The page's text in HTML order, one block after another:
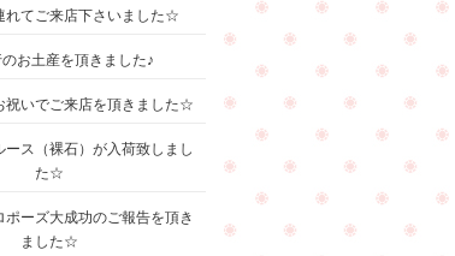
れてご来店下さいました☆
お土産を頂きました♪
祝いでご来店を頂きました☆
ース（裸石）が入荷致しまし
た☆
ポーズ大成功のご報告を頂き
ました☆